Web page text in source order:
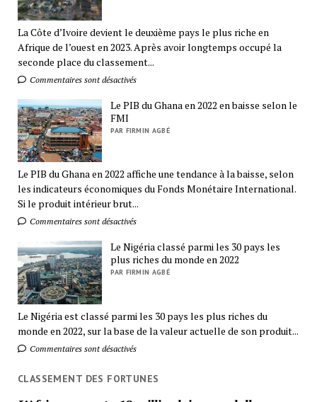
La Côte d’Ivoire devient le deuxième pays le plus riche en
Afrique de l’ouest en 2023. Après avoir longtemps occupé la
seconde place du classement...
Commentaires sont désactivés
Le PIB du Ghana en 2022 en baisse selon le
FMI
PAR FIRMIN AGBÉ
Le PIB du Ghana en 2022 affiche une tendance à la baisse, selon
les indicateurs économiques du Fonds Monétaire International.
Si le produit intérieur brut...
Commentaires sont désactivés
Le Nigéria classé parmi les 30 pays les
plus riches du monde en 2022
PAR FIRMIN AGBÉ
Le Nigéria est classé parmi les 30 pays les plus riches du
monde en 2022, sur la base de la valeur actuelle de son produit...
Commentaires sont désactivés
CLASSEMENT DES FORTUNES